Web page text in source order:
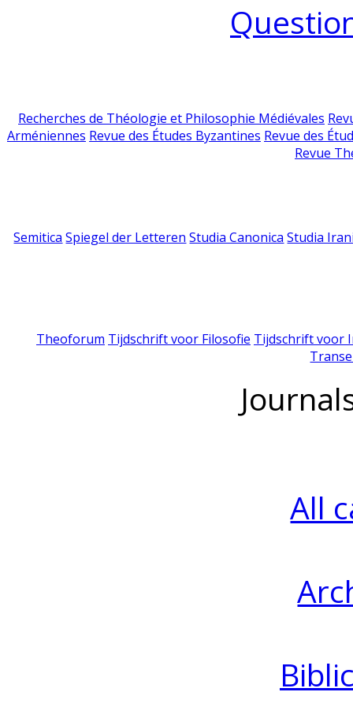
Recherches de Théologie et Philosophie Médiévales
Arméniennes Revue des Études Byzantines Revue des
Revue
Semitica Spiegel der Letteren Studia Canonica Studia
Theoforum Tijdschrift voor Filosofie Tijdschrift voor
All